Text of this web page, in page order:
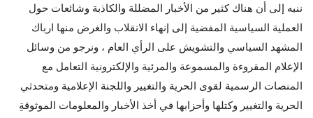
ننبه إلى أن هناك كثير من الأخبار المضللة والكاذبة وشائعات حول
العملية السياسية المفضية إلى إنهاء الانقلاب والغرض منها ارباك
المشهد السياسي والتشويش على الرأي العام ، ونرجو من وسائل
الإعلام المقروءة والمسموعة والمرئية والإلكترونية التعامل مع
المنصات الرسمية لقوى الحرية والتغيير واللجنة الإعلامية ومتحدثي
الحرية والتغيير وكتلها وأحزابها في أخذ الأخبار والمعلومات الموثوقةِ